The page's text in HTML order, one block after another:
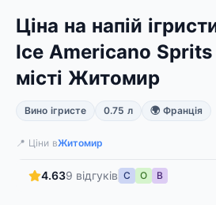
Ціна на напій
Ice Americano
місті Житомир
Вино ігристе 0.75 л 🌍 Франція
📍 Ціни вЖитомир
4.639 відгуків С О В